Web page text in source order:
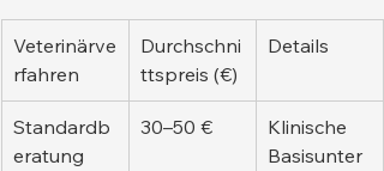
Veterinärve
rfahren
Durchschni
ttspreis (€)
Details
Standardb
eratung
30–50 €
Klinische
Basisunter